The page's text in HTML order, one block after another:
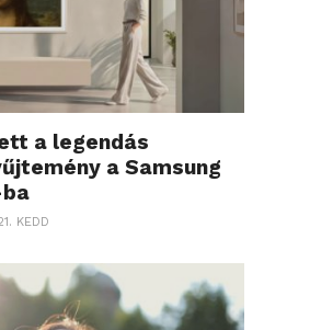
a legendás
a Samsung
KEDD